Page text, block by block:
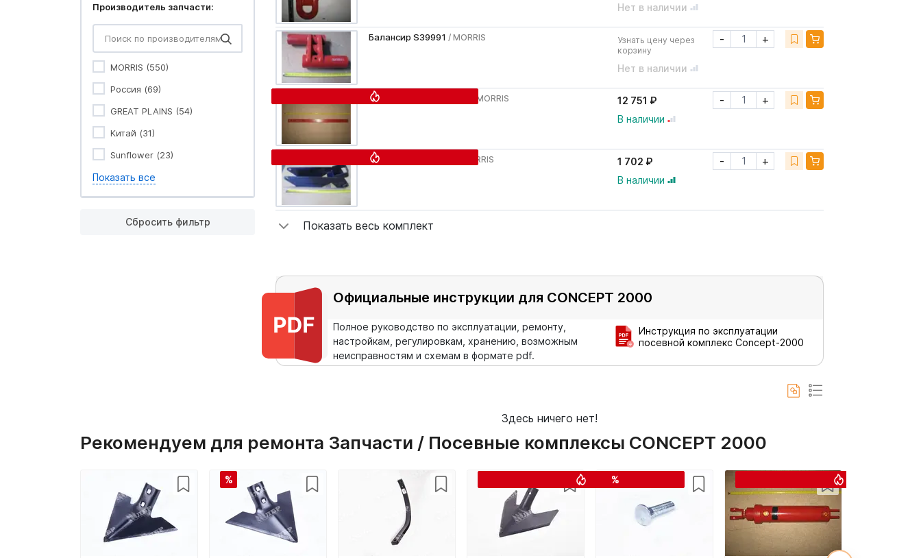
Производитель запчасти:
MORRIS (550)
Россия (69)
GREAT PLAINS (54)
Китай (31)
Sunflower (23)
Показать все
Сбросить фильтр
Нет в наличии
Балансир S39991 / MORRIS
Узнать цену через
корзину
Нет в наличии
- +
Балка тяговая C26433 / MORRIS
12 751 ₽
В наличии
- +
Кронштейн C33951 / MORRIS
1 702 ₽
В наличии
- +
Показать весь комплект
Официальные инструкции для CONCEPT 2000
Полное руководство по эксплуатации, ремонту,
настройкам, регулировкам, хранению, возможным
неисправностям и схемам в формате pdf.
Инструкция по эксплуатации
посевной комплекс Concept-2000
Здесь ничего нет!
Рекомендуем для ремонта Запчасти / Посевные комплексы CONCEPT 2000
% %